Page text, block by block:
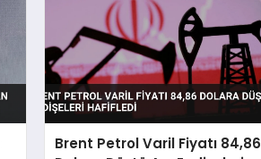
Brent Petrol Varil Fiyatı 84,86